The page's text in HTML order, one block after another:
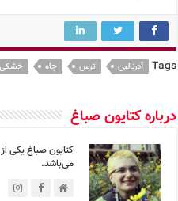
Tags آدرنالین ترس چاه خشکی
درباره کتایون صباغ
کتایون صباغ یکی
می‌باشد.